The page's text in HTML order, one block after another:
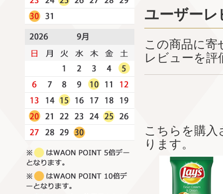
ユーザーレ
この商品に
レビューを評
こちらを購
ります。